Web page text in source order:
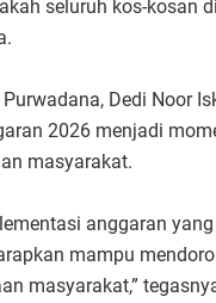
seluruh kos-kosan
Dedi Noor
2026 menjadi
masyarakat.
anggaran
mampu
masyarakat,”